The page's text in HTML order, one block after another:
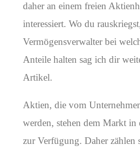
daher an einem freien
interessiert. Wo du
Vermögensverwalter bei
Anteile halten sag ich dir
Artikel.
Aktien, die vom
werden, stehen dem Markt in
zur Verfügung. Daher zählen